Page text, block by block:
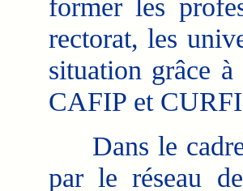
former les
rectorat, les
situation grâce
CAFIP et
Dans le cadre
par le réseau